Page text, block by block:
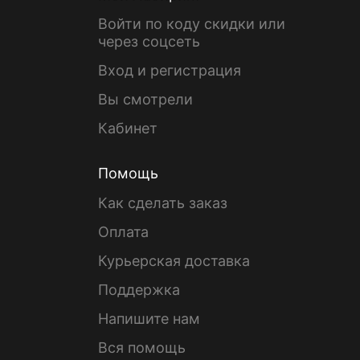
Войти по коду скидки или
через соцсеть
Вход и регистрация
Вы смотрели
Кабинет
Помощь
Как сделать заказ
Оплата
Курьерская доставка
Поддержка
Напишите нам
Вся помощь